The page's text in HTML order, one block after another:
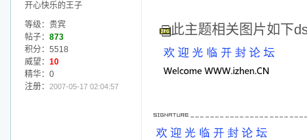
开心快乐的王子
等级：贵宾
帖子： 873
积分：5518
威望： 10
精华：0
注册： 2007-05-17 02:04:57
此主题相关图片如下